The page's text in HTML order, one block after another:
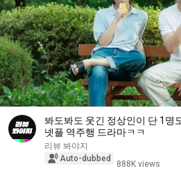
봐도봐도 웃긴 정상인이 단 1명
넷플 역주행 드라마ㅋㅋ
리뷰 봐야지
Auto-dubbed
888K views